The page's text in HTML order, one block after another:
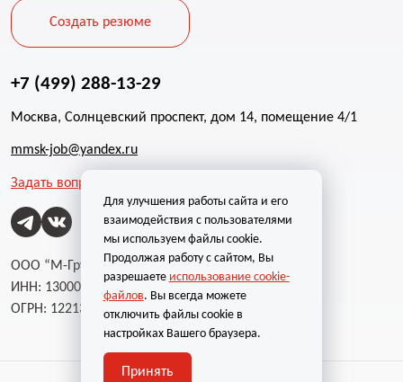
Создать резюме
+7 (499) 288-13-29
Москва, Солнцевский проспект, дом 14, помещение 4/1
mmsk-job@yandex.ru
Задать вопрос
ООО “М-Групп”
ИНН: 1300002787
ОГРН: 1221300004232
Для улучшения работы сайта и его
взаимодействия с пользователями
мы используем файлы cookie.
Продолжая работу с сайтом, Вы
разрешаете использование cookie-
файлов. Вы всегда можете
отключить файлы cookie в
настройках Вашего браузера.
Принять